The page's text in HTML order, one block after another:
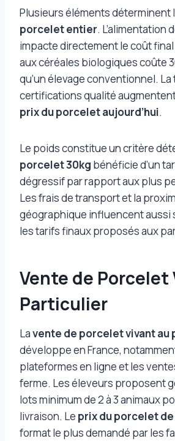
Plusieurs éléments déterminent
porcelet entier. L’alimentation
impacte directement le coût
aux céréales biologiques coûte
qu’un élevage conventionnel.
certifications qualité
prix du porcelet aujourd’hui.
Le poids constitue un critère
porcelet 30kg bénéficie d’un
dégressif par rapport aux plus
Les frais de transport et la
géographique influencent
les tarifs finaux proposés aux
Vente de Porcelet
Particulier
Lavente de porcelet vivant au
développe en France,
plateformes en ligne et les
ferme. Les éleveurs proposent
lots minimum de 2 à 3 animaux
livraison. Le prix du porcelet de
format le plus demandé par les